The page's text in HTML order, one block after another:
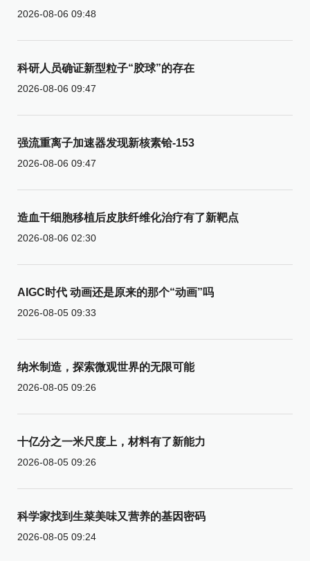
2026-08-06 09:48
科研人员确证新型粒子“胶球”的存在
2026-08-06 09:47
强流重离子加速器发现新核素铪-153
2026-08-06 09:47
造血干细胞移植后皮肤纤维化治疗有了新靶点
2026-08-06 02:30
AIGC时代 动画还是原来的那个“动画”吗
2026-08-05 09:33
纳米制造，探索微观世界的无限可能
2026-08-05 09:26
十亿分之一米尺度上，材料有了新能力
2026-08-05 09:26
科学家找到生菜美味又营养的基因密码
2026-08-05 09:24